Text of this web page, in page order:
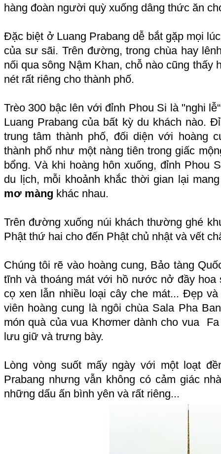
hàng đoàn người quỳ xuống dâng thức ăn
Đặc biệt ở Luang Prabang dễ bắt gặp mọi
của sư sãi. Trên đường, trong chùa hay
nối qua sông Nậm Khan, chỗ nào cũng thấy
nét rất riêng cho thành phố.
Trèo 300 bậc lên với đỉnh Phou Si là "nghi
Luang Prabang của bất kỳ du khách nào.
trung tâm thành phố, đối diện với hoàng
thành phố như một nàng tiên trong giấc
bổng. Và khi hoàng hôn xuống, đỉnh Phou
du lịch, mỗi khoảnh khắc thời gian lại
mơ màng khác nhau.
Trên đường xuống núi khách thường ghé
Phật thứ hai cho đến Phật chủ nhật và vết
Chúng tôi rẽ vào hoàng cung, Bảo tàng
tĩnh và thoáng mát với hồ nước nở đầy
cọ xen lẫn nhiều loại cây che mát... Đẹp
viên hoàng cung là ngôi chùa Sala Pha
món quà của vua Khơmer dành cho vua
lưu giữ và trưng bày.
Lòng vòng suốt mấy ngày với một loạt
Prabang nhưng vẫn không có cảm giác
những dấu ấn bình yên và rất riêng...